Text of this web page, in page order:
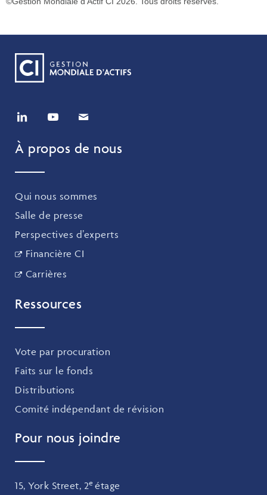
À propos de nous
Qui nous sommes
Salle de presse
Perspectives d’experts
Financière CI
Carrières
Ressources
Vote par procuration
Faits sur le fonds
Distributions
Comité indépendant de révision
Pour nous joindre
15, York Street, 2eétage